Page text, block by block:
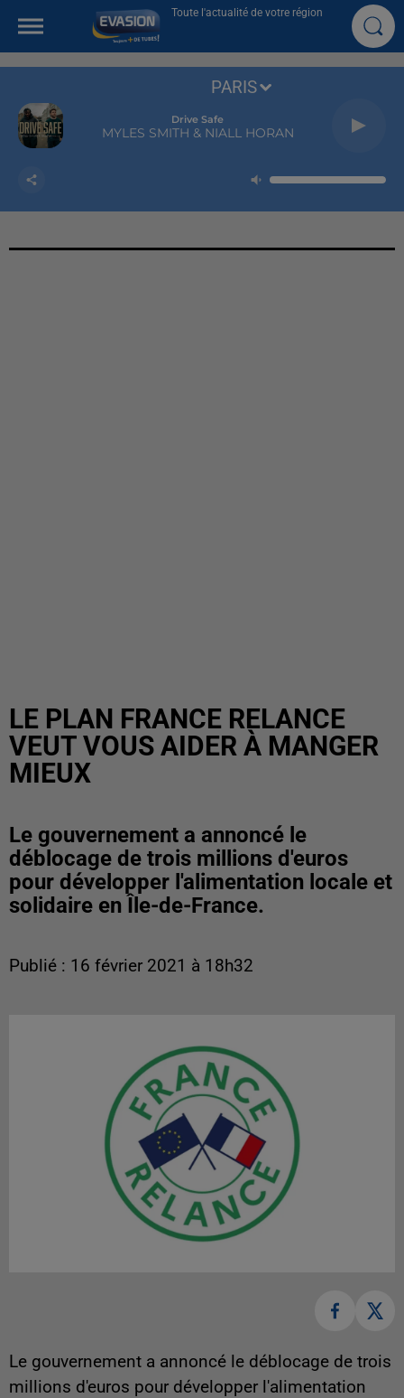
Toute l'actualité de votre région
Drive Safe
MYLES SMITH & NIALL HORAN
PARIS
LE PLAN FRANCE RELANCE
VEUT VOUS AIDER À MANGER
MIEUX
Le gouvernement a annoncé le
déblocage de trois millions d'euros
pour développer l'alimentation locale et
solidaire en Île-de-France.
Publié : 16 février 2021 à 18h32
Le gouvernement a annoncé le déblocage de trois
millions d'euros pour développer l'alimentation